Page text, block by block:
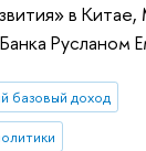
в
Русланом
базовый доход